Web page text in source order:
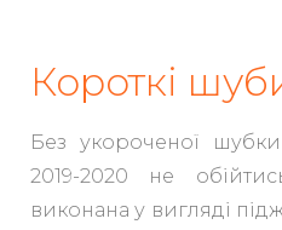
Короткі
Без укороченої
2019-2020 не
виконана у вигляді